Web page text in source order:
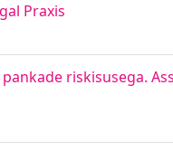
Praxis
riskisusega.